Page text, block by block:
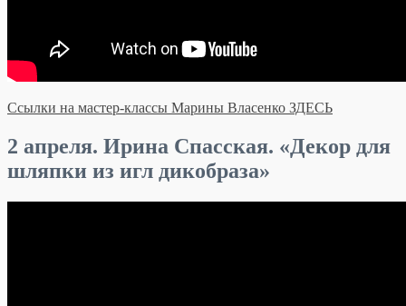
Ссылки на мастер-классы Марины Власенко ЗДЕСЬ
2 апреля. Ирина Спасская. «Декор для
шляпки из игл дикобраза»